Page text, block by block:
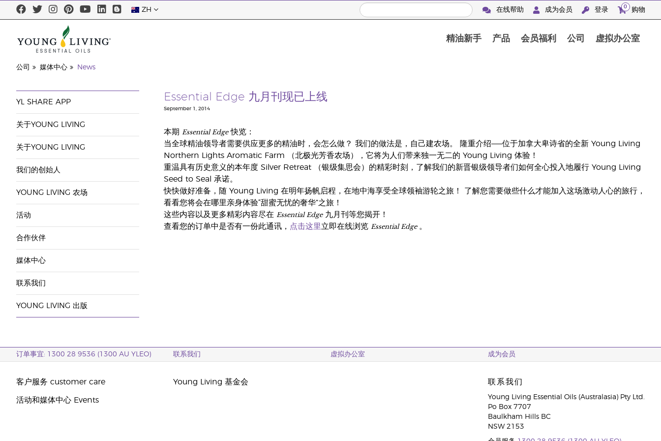
ZH 在线帮助 成为会员 登录 0 购物
精油新手 产品 会员福利 公司 虚拟办公室
公司 媒体中心 News
YL SHARE APP
关于YOUNG LIVING
关于YOUNG LIVING
我们的创始人
YOUNG LIVING 农场
活动
合作伙伴
媒体中心
联系我们
YOUNG LIVING 出版
Essential Edge 九月刊现已上线
September 1, 2014
本期 Essential Edge快览：
当全球精油领导者需要供应更多的精油时，会怎么做？ 我们的做法是，自己建农场。 隆重介绍——位于加拿大卑诗省的全新 Young Living
Northern Lights Aromatic Farm （北极光芳香农场），它将为人们带来独一无二的 Young Living 体验！
重温具有历史意义的本年度 Silver Retreat （银级集思会）的精彩时刻，了解我们的新晋银级领导者们如何全心投入地履行 Young Living
Seed to Seal 承诺。
快快做好准备，随 Young Living 在明年扬帆启程，在地中海享受全球领袖游轮之旅！ 了解您需要做些什么才能加入这场激动人心的旅行，
看看您将会在哪里亲身体验“甜蜜无忧的奢华”之旅！
这些内容以及更多精彩内容尽在 Essential Edge九月刊等您揭开！
查看您的订单中是否有一份此通讯， 点击这里立即在线浏览 Essential Edge 。
订单事宜: 1300 28 9536 (1300 AU YLEO) 联系我们 虚拟办公室 成为会员
客户服务 customer care
活动和媒体中心 Events
Young Living 基金会 联系我们
Young Living Essential Oils (Australasia) Pty Ltd.
Po Box 7707
Baulkham Hills BC
NSW 2153